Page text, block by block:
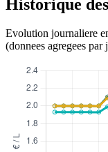
Historique
Evolution journaliere
(donnees agregees